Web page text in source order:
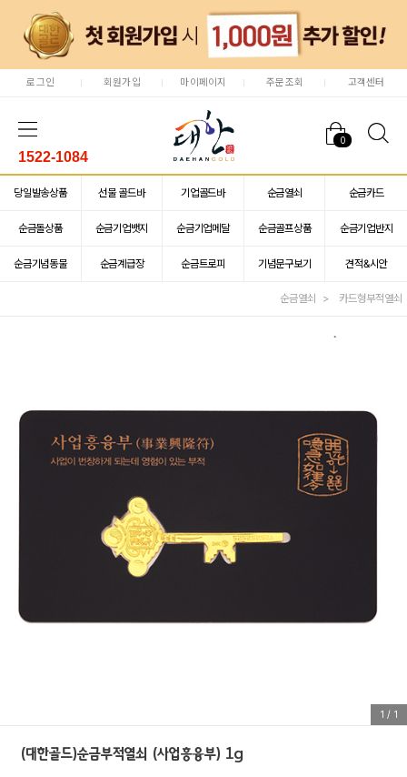
로그인 회원가입 마이페이지 주문조회 고객센터
0
1522-1084
당일발송상품 선물 골드바 기업골드바 순금열쇠 순금카드
순금돌상품 순금기업뱃지 순금기업메달 순금골프상품 순금기업반지
순금기념동물 순금계급장 순금트로피 기념문구보기 견적&시안
순금열쇠 카드형부적열쇠
1 / 1
(대한골드)순금부적열쇠 (사업흥융부) 1g